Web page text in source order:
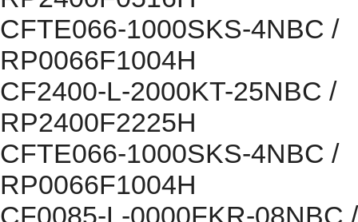
CFTE066-1000SKS-4NBC /
RP0066F1004H
CF2400-L-2000KT-25NBC /
RP2400F2225H
CFTE066-1000SKS-4NBC /
RP0066F1004H
CF0085-L-0000FKR-08NBC /